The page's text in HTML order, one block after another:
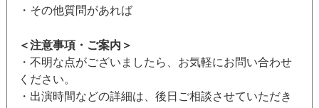
・その他質問があれば
＜注意事項・ご案内＞
・不明な点がございましたら、お気軽にお問い合わせ
ください。
・出演時間などの詳細は、後日ご相談させていただき